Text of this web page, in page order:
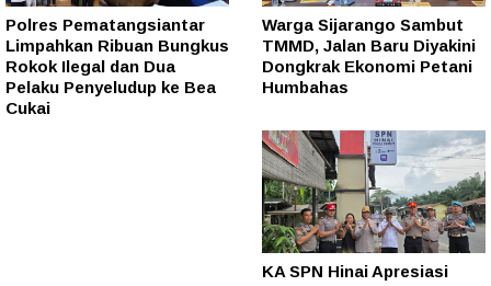
Polres Pematangsiantar
Limpahkan Ribuan Bungkus
Rokok Ilegal dan Dua
Pelaku Penyeludup ke Bea
Cukai
Warga Sijarango Sambut
TMMD, Jalan Baru Diyakini
Dongkrak Ekonomi Petani
Humbahas
KA SPN Hinai Apresiasi